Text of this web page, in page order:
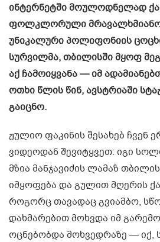
ინტერნეტში მოულოდნელად
ფოლკლორული
უნიკალური პოლიფონიის
სურვილმა, თბილისში მყოფ
აქ ჩამოიყვანა — იმ
ოთხი წლის წინ, ავსტრიაში
გაიცნო.
ჟულიო ფაკინის შესახებ ჩვენ
ვიდეოდან შევიტყვეთ: იგი
მზია მანჯავიძის ლამაზ
იმყოფება და გულით მღერის
როგორც თავადაც გვიამბო,
დახმარებით მოხვდა იმ
ოცნებობდა მოხვედრაზე — იქ,